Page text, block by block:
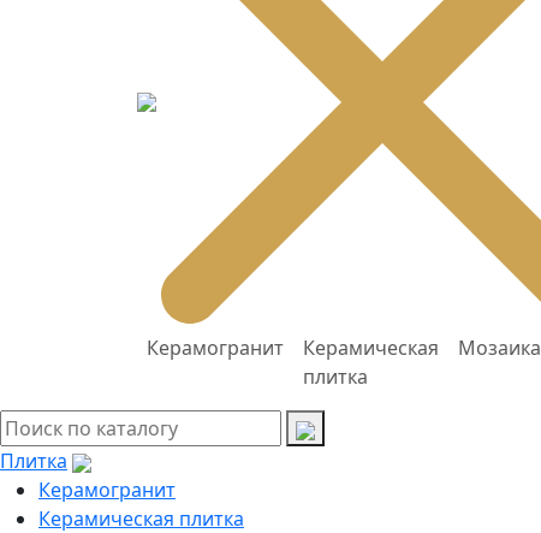
Керамогранит
Керамическая
плитка
Мозаика
Плитка
Керамогранит
Керамическая плитка